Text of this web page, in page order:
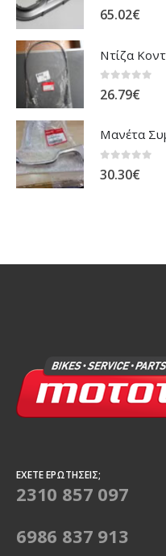
0out of 5
65.02€
Ντίζα
0 out of 5
26.79€
Μανέτα
0 out of 5
30.30€
ΈΧΕΤΕ ΕΡΩΤΉΣΕΙΣ;
2310 857 097
6986 837 913